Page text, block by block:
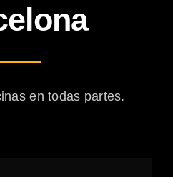
en todas partes.